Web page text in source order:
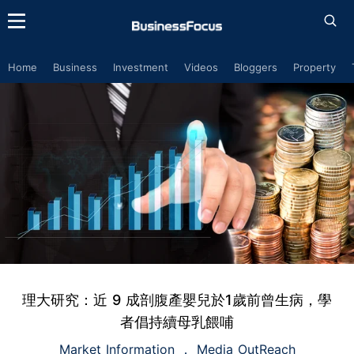
Home Business Investment Videos Bloggers Property
理大研究：近 9 成剖腹產嬰兒於1歲前曾生病，學
者倡持續母乳餵哺
Market Information Media OutReach